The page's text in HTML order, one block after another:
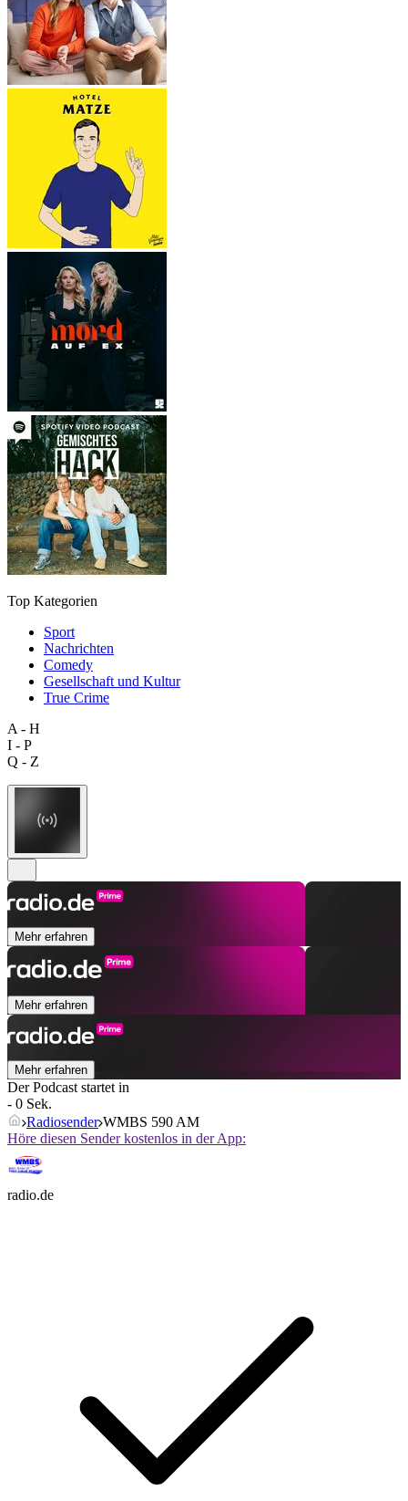
Top Kategorien
Sport
Nachrichten
Comedy
Gesellschaft und Kultur
True Crime
A - H
I - P
Q - Z
Mehr erfahren
Mehr erfahren
Mehr erfahren
Der Podcast startet in
- 0 Sek.
Radiosender WMBS 590 AM
Höre diesen Sender kostenlos in der App:
radio.de